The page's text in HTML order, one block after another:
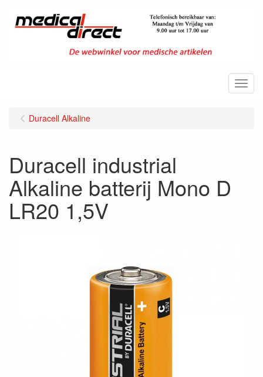
Menu
Duracell Alkaline
Duracell industrial
Alkaline batterij Mono D
LR20 1,5V